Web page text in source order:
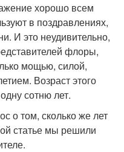
хорошо всем
в поздравлениях,
И это неудивительно,
флоры,
мощью, силой,
Возраст этого
сотню лет.
о том, сколько же лет
статье мы решили